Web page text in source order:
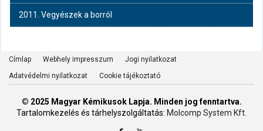
2011. Vegyészek a borról
Címlap Webhely impresszum
Jogi nyilatkozat
Adatvédelmi nyilatkozat
Cookie tájékoztató
© 2025 Magyar Kémikusok Lapja. Minden jog fenntartva.
Tartalomkezelés és tárhelyszolgáltatás: Molcomp System Kft.